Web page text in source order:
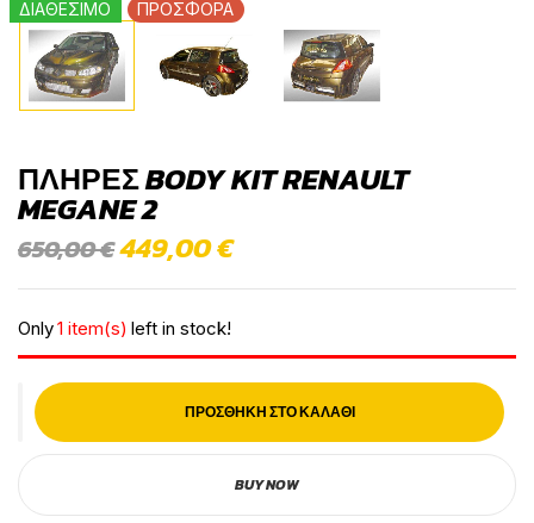
ΔΙΑΘΕΣΙΜΟ ΠΡΟΣΦΟΡΑ
ΠΛΉΡΕΣ BODY KIT RENAULT
MEGANE 2
650,00€449,00€
Only1 item(s) left in stock!
ΠΡΟΣΘΉΚΗ ΣΤΟ ΚΑΛΆΘΙ
BUY NOW